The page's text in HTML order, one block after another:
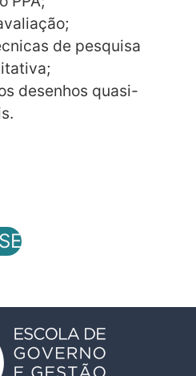
de pesquisa
desenhos quasi-